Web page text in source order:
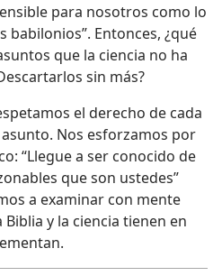
para nosotros como lo
Entonces, ¿qué
que la ciencia no ha
sin más?
el derecho de cada
Nos esforzamos por
“Llegue a ser conocido de
que son ustedes”
a examinar con mente
y la ciencia tienen en